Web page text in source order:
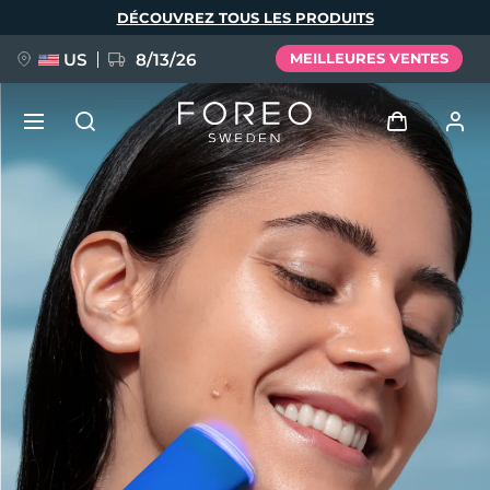
DÉCOUVREZ TOUS LES PRODUITS
US 8/13/26 MEILLEURES VENTES
Se connecter
Profil de l'utilisateur
Mes appareils
Mes commandes
Mes adresses
Mes abonnements
NOUVEAU
FAQ™ Pure Beauty-Tech Elixir
BREAKING NEWS
issa™ Teeth Whitening Set
Langue
English Deutsch
Español
Français
Português
Polski
Русский
Türkçe
简体中文 繁體中文